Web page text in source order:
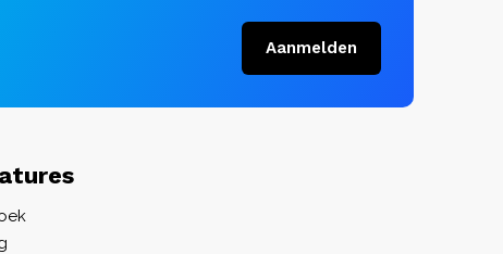
Aanmelden